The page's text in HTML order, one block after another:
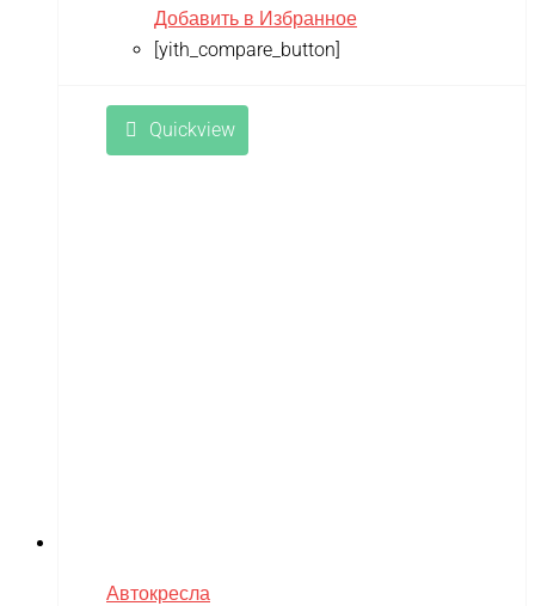
Добавить в Избранное
[yith_compare_button]
Quickview
Автокресла